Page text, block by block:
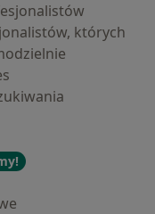
których